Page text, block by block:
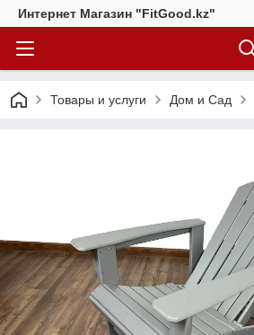
Интернет Магазин "FitGood.kz"
Товары и услуги Дом и Сад